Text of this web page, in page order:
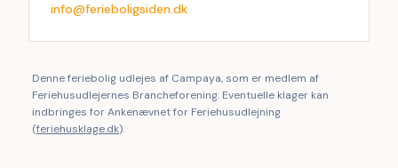
info@ferieboligsiden.dk
Denne feriebolig udlejes af Campaya, som er medlem af
Feriehusudlejernes Brancheforening. Eventuelle klager kan
indbringes for Ankenævnet for Feriehusudlejning
(feriehusklage.dk).